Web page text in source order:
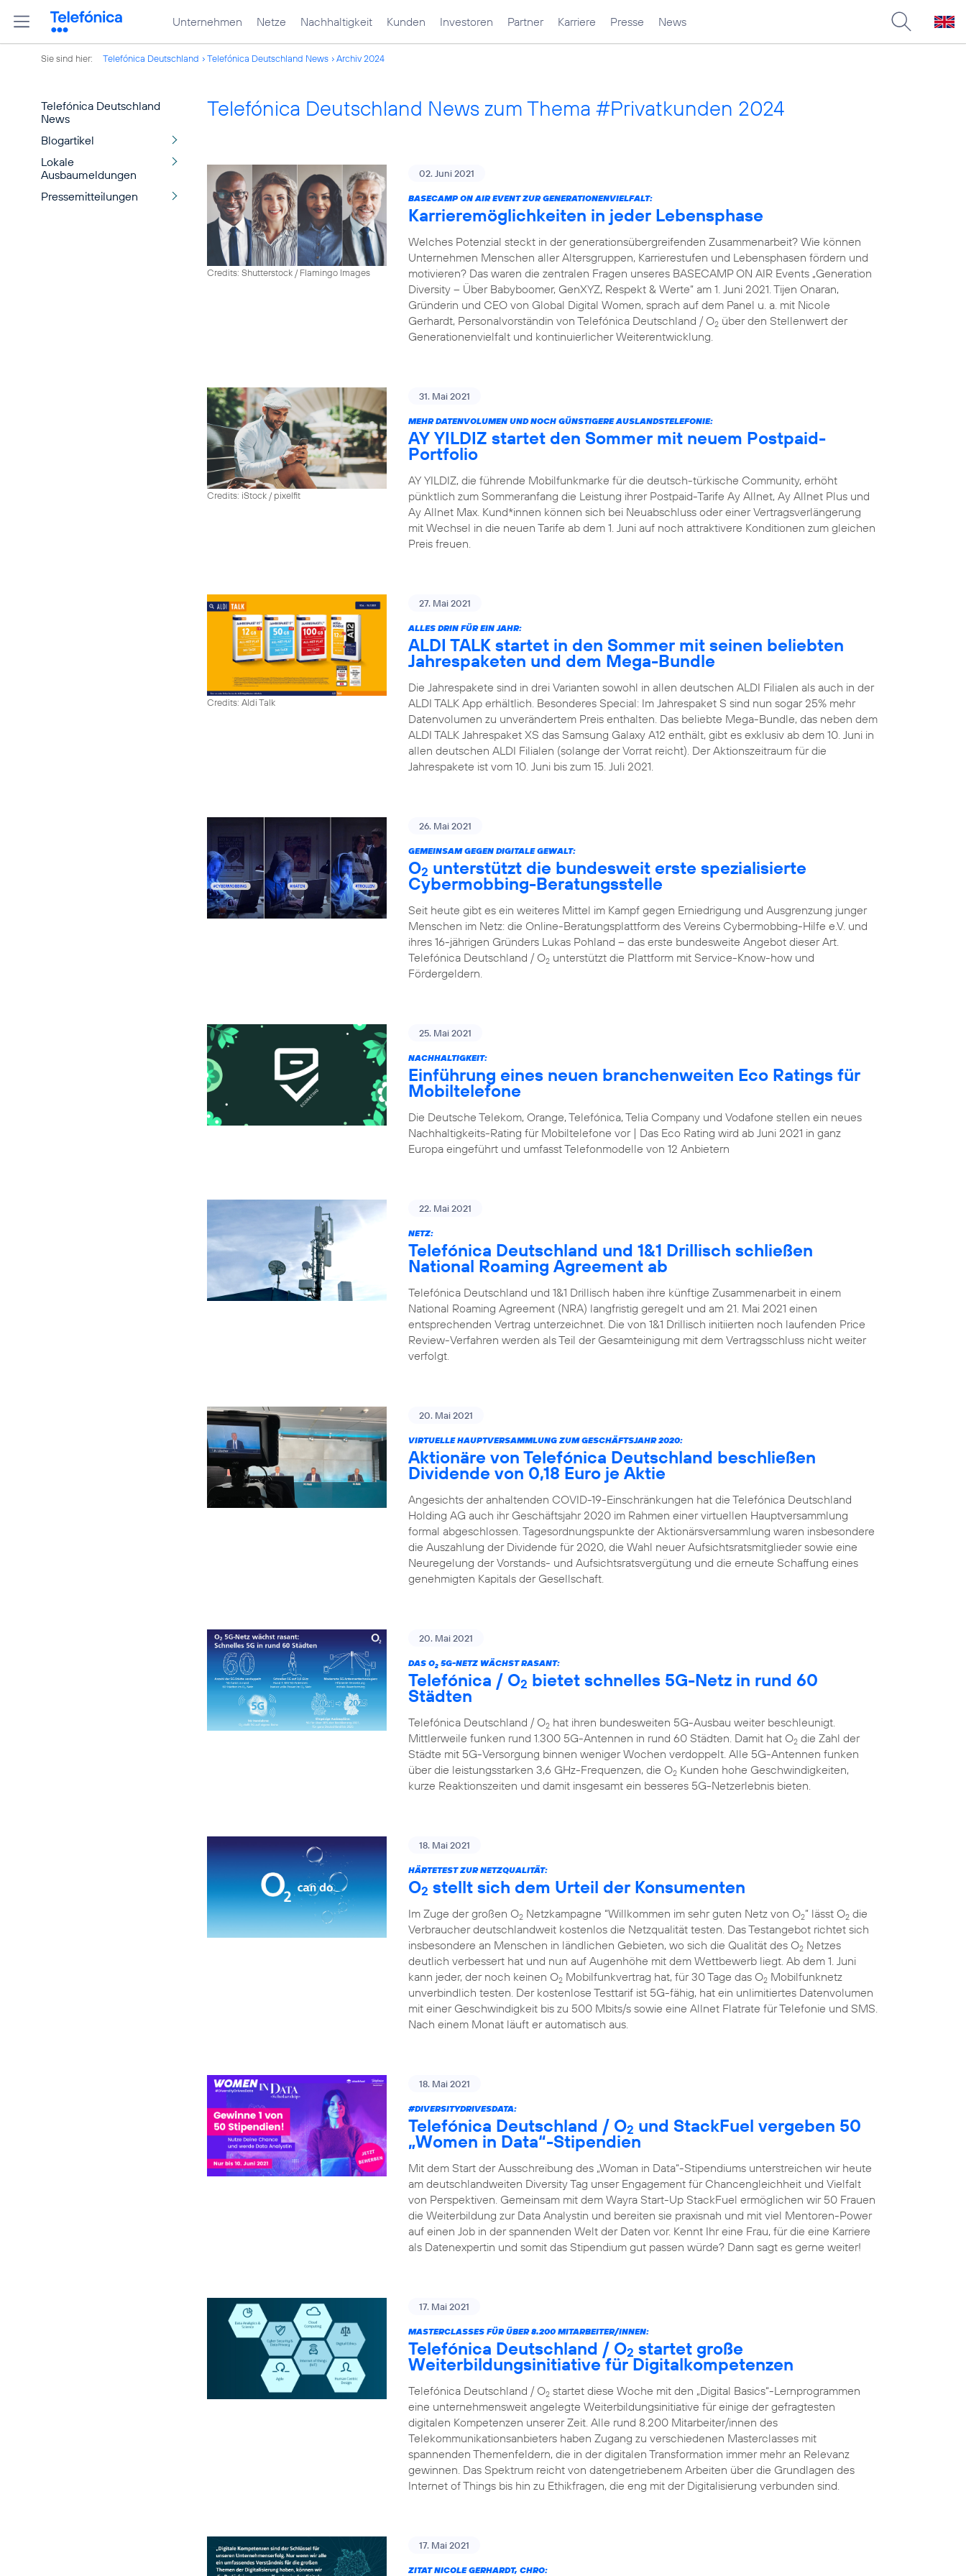
Unternehmen Netze Nachhaltigkeit Kunden Investoren Partner Karriere Presse News
Sie sind hier: Telefónica Deutschland Telefónica Deutschland News Archiv 2024
Telefónica Deutschland
News
Blogartikel
Lokale
Ausbaumeldungen
Pressemitteilungen
Telefónica Deutschland News zum Thema #Privatkunden 2024
Credits: Shutterstock / Flamingo Images
02. Juni 2021
BASECAMP ON AIR EVENT ZUR GENERATIONENVIELFALT:
Karrieremöglichkeiten in jeder Lebensphase
Welches Potenzial steckt in der generationsübergreifenden Zusammenarbeit? Wie können
Unternehmen Menschen aller Altersgruppen, Karrierestufen und Lebensphasen fördern und
motivieren? Das waren die zentralen Fragen unseres BASECAMP ON AIR Events „Generation
Diversity – Über Babyboomer, GenXYZ, Respekt & Werte“ am 1. Juni 2021. Tijen Onaran,
Gründerin und CEO von Global Digital Women, sprach auf dem Panel u. a. mit Nicole
Gerhardt, Personalvorständin von Telefónica Deutschland / O2 über den Stellenwert der
Generationenvielfalt und kontinuierlicher Weiterentwicklung.
Credits: iStock / pixelfit
31. Mai 2021
MEHR DATENVOLUMEN UND NOCH GÜNSTIGERE AUSLANDSTELEFONIE:
AY YILDIZ startet den Sommer mit neuem Postpaid-
Portfolio
AY YILDIZ, die führende Mobilfunkmarke für die deutsch-türkische Community, erhöht
pünktlich zum Sommeranfang die Leistung ihrer Postpaid-Tarife Ay Allnet, Ay Allnet Plus und
Ay Allnet Max. Kund*innen können sich bei Neuabschluss oder einer Vertragsverlängerung
mit Wechsel in die neuen Tarife ab dem 1. Juni auf noch attraktivere Konditionen zum gleichen
Preis freuen.
Credits: Aldi Talk
27. Mai 2021
ALLES DRIN FÜR EIN JAHR:
ALDI TALK startet in den Sommer mit seinen beliebten
Jahrespaketen und dem Mega-Bundle
Die Jahrespakete sind in drei Varianten sowohl in allen deutschen ALDI Filialen als auch in der
ALDI TALK App erhältlich. Besonderes Special: Im Jahrespaket S sind nun sogar 25% mehr
Datenvolumen zu unverändertem Preis enthalten. Das beliebte Mega-Bundle, das neben dem
ALDI TALK Jahrespaket XS das Samsung Galaxy A12 enthält, gibt es exklusiv ab dem 10. Juni in
allen deutschen ALDI Filialen (solange der Vorrat reicht). Der Aktionszeitraum für die
Jahrespakete ist vom 10. Juni bis zum 15. Juli 2021.
26. Mai 2021
GEMEINSAM GEGEN DIGITALE GEWALT:
O2 unterstützt die bundesweit erste spezialisierte
Cybermobbing-Beratungsstelle
Seit heute gibt es ein weiteres Mittel im Kampf gegen Erniedrigung und Ausgrenzung junger
Menschen im Netz: die Online-Beratungsplattform des Vereins Cybermobbing-Hilfe e.V. und
ihres 16-jährigen Gründers Lukas Pohland – das erste bundesweite Angebot dieser Art.
Telefónica Deutschland / O2 unterstützt die Plattform mit Service-Know-how und
Fördergeldern.
25. Mai 2021
NACHHALTIGKEIT:
Einführung eines neuen branchenweiten Eco Ratings für
Mobiltelefone
Die Deutsche Telekom, Orange, Telefónica, Telia Company und Vodafone stellen ein neues
Nachhaltigkeits-Rating für Mobiltelefone vor | Das Eco Rating wird ab Juni 2021 in ganz
Europa eingeführt und umfasst Telefonmodelle von 12 Anbietern
22. Mai 2021
NETZ:
Telefónica Deutschland und 1&1 Drillisch schließen
National Roaming Agreement ab
Telefónica Deutschland und 1&1 Drillisch haben ihre künftige Zusammenarbeit in einem
National Roaming Agreement (NRA) langfristig geregelt und am 21. Mai 2021 einen
entsprechenden Vertrag unterzeichnet. Die von 1&1 Drillisch initiierten noch laufenden Price
Review-Verfahren werden als Teil der Gesamteinigung mit dem Vertragsschluss nicht weiter
verfolgt.
20. Mai 2021
VIRTUELLE HAUPTVERSAMMLUNG ZUM GESCHÄFTSJAHR 2020:
Aktionäre von Telefónica Deutschland beschließen
Dividende von 0,18 Euro je Aktie
Angesichts der anhaltenden COVID-19-Einschränkungen hat die Telefónica Deutschland
Holding AG auch ihr Geschäftsjahr 2020 im Rahmen einer virtuellen Hauptversammlung
formal abgeschlossen. Tagesordnungspunkte der Aktionärsversammlung waren insbesondere
die Auszahlung der Dividende für 2020, die Wahl neuer Aufsichtsratsmitglieder sowie eine
Neuregelung der Vorstands- und Aufsichtsratsvergütung und die erneute Schaffung eines
genehmigten Kapitals der Gesellschaft.
20. Mai 2021
DAS O2 5G-NETZ WÄCHST RASANT:
Telefónica / O2 bietet schnelles 5G-Netz in rund 60
Städten
Telefónica Deutschland / O2 hat ihren bundesweiten 5G-Ausbau weiter beschleunigt.
Mittlerweile funken rund 1.300 5G-Antennen in rund 60 Städten. Damit hat O2 die Zahl der
Städte mit 5G-Versorgung binnen weniger Wochen verdoppelt. Alle 5G-Antennen funken
über die leistungsstarken 3,6 GHz-Frequenzen, die O2 Kunden hohe Geschwindigkeiten,
kurze Reaktionszeiten und damit insgesamt ein besseres 5G-Netzerlebnis bieten.
18. Mai 2021
HÄRTETEST ZUR NETZQUALITÄT:
O2 stellt sich dem Urteil der Konsumenten
Im Zuge der großen O2 Netzkampagne “Willkommen im sehr guten Netz von O2” lässt O2 die
Verbraucher deutschlandweit kostenlos die Netzqualität testen. Das Testangebot richtet sich
insbesondere an Menschen in ländlichen Gebieten, wo sich die Qualität des O2 Netzes
deutlich verbessert hat und nun auf Augenhöhe mit dem Wettbewerb liegt. Ab dem 1. Juni
kann jeder, der noch keinen O2 Mobilfunkvertrag hat, für 30 Tage das O2 Mobilfunknetz
unverbindlich testen. Der kostenlose Testtarif ist 5G-fähig, hat ein unlimitiertes Datenvolumen
mit einer Geschwindigkeit bis zu 500 Mbits/s sowie eine Allnet Flatrate für Telefonie und SMS.
Nach einem Monat läuft er automatisch aus.
18. Mai 2021
#DIVERSITYDRIVESDATA:
Telefónica Deutschland / O2 und StackFuel vergeben 50
„Women in Data“-Stipendien
Mit dem Start der Ausschreibung des „Woman in Data“-Stipendiums unterstreichen wir heute
am deutschlandweiten Diversity Tag unser Engagement für Chancengleichheit und Vielfalt
von Perspektiven. Gemeinsam mit dem Wayra Start-Up StackFuel ermöglichen wir 50 Frauen
die Weiterbildung zur Data Analystin und bereiten sie praxisnah und mit viel Mentoren-Power
auf einen Job in der spannenden Welt der Daten vor. Kennt Ihr eine Frau, für die eine Karriere
als Datenexpertin und somit das Stipendium gut passen würde? Dann sagt es gerne weiter!
17. Mai 2021
MASTERCLASSES FÜR ÜBER 8.200 MITARBEITER/INNEN:
Telefónica Deutschland / O2 startet große
Weiterbildungsinitiative für Digitalkompetenzen
Telefónica Deutschland / O2 startet diese Woche mit den „Digital Basics“-Lernprogrammen
eine unternehmensweit angelegte Weiterbildungsinitiative für einige der gefragtesten
digitalen Kompetenzen unserer Zeit. Alle rund 8.200 Mitarbeiter/innen des
Telekommunikationsanbieters haben Zugang zu verschiedenen Masterclasses mit
spannenden Themenfeldern, die in der digitalen Transformation immer mehr an Relevanz
gewinnen. Das Spektrum reicht von datengetriebenem Arbeiten über die Grundlagen des
Internet of Things bis hin zu Ethikfragen, die eng mit der Digitalisierung verbunden sind.
17. Mai 2021
ZITAT NICOLE GERHARDT, CHRO: